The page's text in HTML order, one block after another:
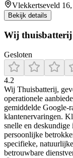
Vlekkertseveld
Bekijk details
Wij thuisbatterij
Gesloten
4.2
Wij Thuisbatterij,
operationele
gemiddelde
klantenervaringen.
snelle en deskundige
persoonlijke
specifieke,
betrouwbare